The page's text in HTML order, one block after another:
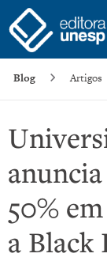
Blog Artigos
50%
a Black